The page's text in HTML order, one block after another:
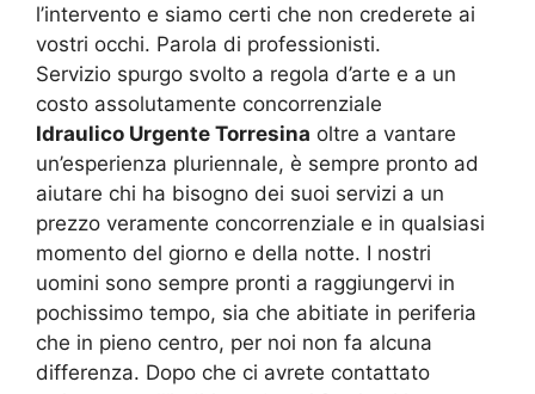
l’intervento e siamo certi che non crederete ai
vostri occhi. Parola di professionisti.
Servizio spurgo svolto a regola d’arte e a un
costo assolutamente concorrenziale
Idraulico Urgente Torresina oltre a vantare
un’esperienza pluriennale, è sempre pronto ad
aiutare chi ha bisogno dei suoi servizi a un
prezzo veramente concorrenziale e in qualsiasi
momento del giorno e della notte. I nostri
uomini sono sempre pronti a raggiungervi in
pochissimo tempo, sia che abitiate in periferia
che in pieno centro, per noi non fa alcuna
differenza. Dopo che ci avrete contattato